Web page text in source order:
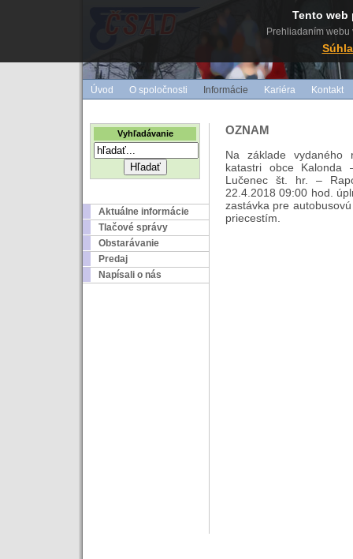
Úvod O spoločnosti Informácie Kariéra Kontakt
Vyhľadávanie
Aktuálne informácie
Tlačové správy
Obstarávanie
Predaj
Napísali o nás
OZNAM
Na základe vydaného
katastri obce Kalonda
Lučenec št. hr. –
22.4.2018 09:00 hod.
zastávka pre
priecestím.
Tento web
Prehliadaním